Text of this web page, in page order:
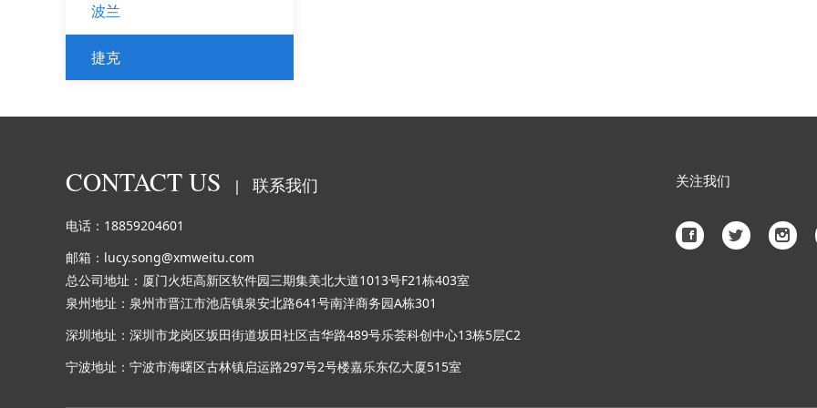
波兰
捷克
CONTACT US | 联系我们
电话：18859204601
邮箱：lucy.song@xmweitu.com
总公司地址：厦门火炬高新区软件园三期集美北大道1013号F21栋403室
泉州地址：泉州市晋江市池店镇泉安北路641号南洋商务园A栋301
深圳地址：深圳市龙岗区坂田街道坂田社区吉华路489号乐荟科创中心13栋5层C2
宁波地址：宁波市海曙区古林镇启运路297号2号楼嘉乐东亿大厦515室
关注我们